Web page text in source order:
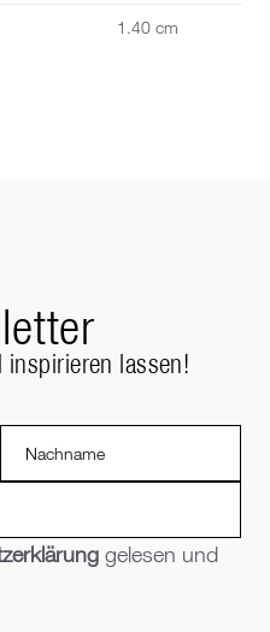
1.40 cm
inspirieren lassen!
gelesen und